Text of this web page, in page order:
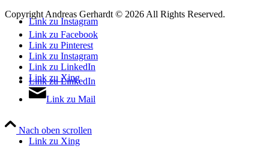
Link zu Instagram
Link zu LinkedIn
Link zu Xing
Copyright Andreas Gerhardt © 2026 All Rights Reserved.
Link zu Facebook
Link zu Pinterest
Link zu Instagram
Link zu LinkedIn
Link zu Xing
Link zu Mail
Nach oben scrollen